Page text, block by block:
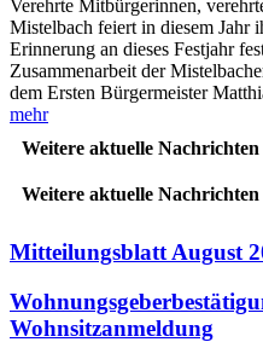
Verehrte Mitbürgerinnen,
Mistelbach feiert in diesem Jahr
Erinnerung an dieses Festjahr
Zusammenarbeit der
dem Ersten Bürgermeister
mehr
Weitere aktuelle
Weitere aktuelle Nachrichten
Mitteilungsblatt August
Wohnsitzanmeldung